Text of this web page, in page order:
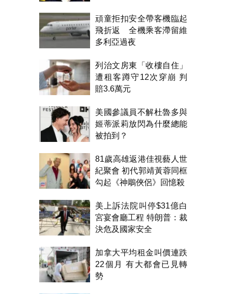
頑童拒扣安全帶客機臨起
飛折返 全機乘客滯留維
多利亞過夜
列治文房東「收樓自住」
遭租客蹲守12次穿崩 判
賠3.6萬元
美國參議員不解杜魯多與
姬蒂派莉放閃為什麼總能
被拍到？
81歲高雄返港佳視藝人世
紀聚會 初代郭靖黃蓉同框
勾起《神鵰俠侶》回憶殺
美上訴法院叫停$31億白
宮宴會廳工程 特朗普：裁
決危及國家安全
加拿大平均租金叫價連跌
22個月 有大都會已見轉
勢